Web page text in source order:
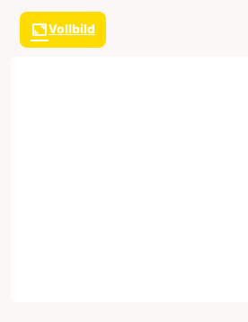
Vollbild